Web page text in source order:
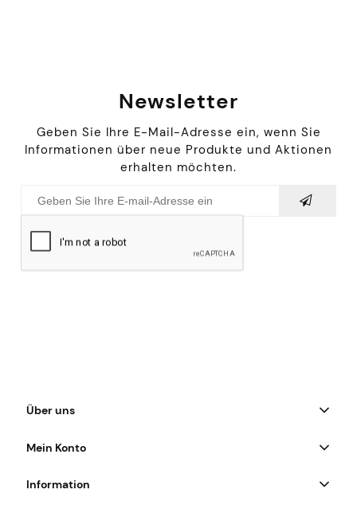
Newsletter
Geben Sie Ihre E-Mail-Adresse ein, wenn Sie
Informationen über neue Produkte und Aktionen
erhalten möchten.
Über uns
Mein Konto
Information